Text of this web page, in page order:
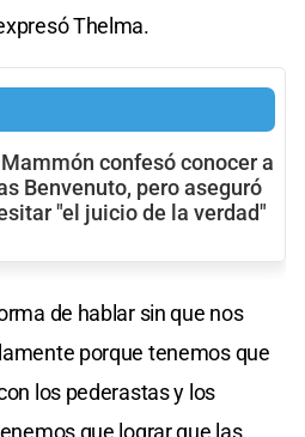
Thelma.
confesó conocer a
Benvenuto, pero aseguró
"el juicio de la verdad"
de hablar sin que nos
porque tenemos que
los pederastas y los
que lograr que las